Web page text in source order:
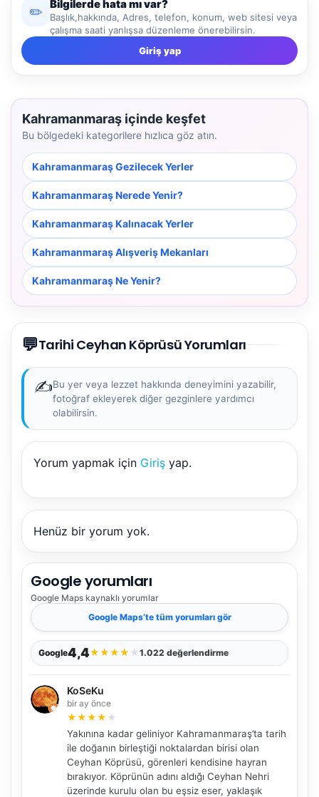
✏️
Bilgilerde hata mı var?
Başlık,hakkında, Adres, telefon, konum, web sitesi veya
çalışma saati yanlışsa düzenleme önerebilirsin.
Giriş yap
Kahramanmaraş içinde keşfet
Bu bölgedeki kategorilere hızlıca göz atın.
Kahramanmaraş Gezilecek Yerler
Kahramanmaraş Nerede Yenir?
Kahramanmaraş Kalınacak Yerler
Kahramanmaraş Alışveriş Mekanları
Kahramanmaraş Ne Yenir?
💬Tarihi Ceyhan Köprüsü Yorumları
✍️Bu yer veya lezzet hakkında deneyimini yazabilir,
fotoğraf ekleyerek diğer gezginlere yardımcı
olabilirsin.
Yorum yapmak için Giriş yap.
Henüz bir yorum yok.
Google yorumları
Google Maps kaynaklı yorumlar
Google Maps’te tüm yorumları gör
Google4,4★★★★ ★ 1.022 değerlendirme
KoSeKu
bir ay önce
★★★★ ★
Yakınına kadar geliniyor Kahramanmaraş’ta tarih
ile doğanın birleştiği noktalardan birisi olan
Ceyhan Köprüsü, görenleri kendisine hayran
bırakıyor. Köprünün adını aldığı Ceyhan Nehri
üzerinde kurulu olan bu eşsiz eser, yaklaşık